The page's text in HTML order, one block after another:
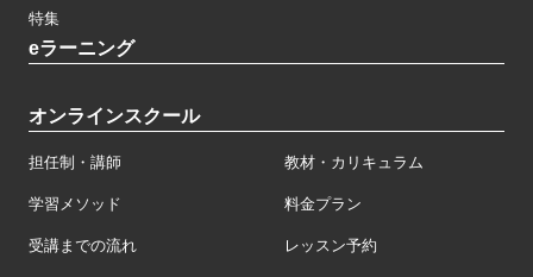
特集
eラーニング
オンラインスクール
担任制・講師 教材・カリキュラム
学習メソッド 料金プラン
受講までの流れ レッスン予約